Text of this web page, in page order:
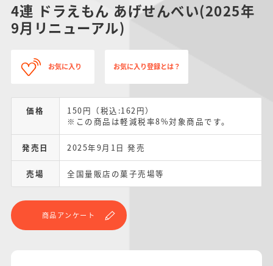
4連 ドラえもん あげせんべい(2025年
9月リニューアル)
お気に入り お気に入り登録とは？
価格
150円（税込:162円）
※この商品は軽減税率8%対象商品です。
発売日 2025年9月1日 発売
売場 全国量販店の菓子売場等
商品アンケート